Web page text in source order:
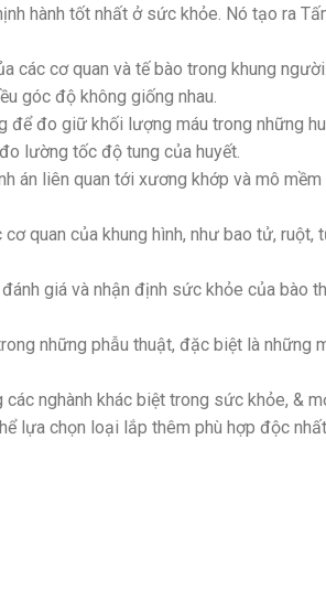
hành tốt nhất ở sức khỏe. Nó tạo ra
các cơ quan và tế bào trong khung
góc độ không giống nhau.
để đo giữ khối lượng máu trong những
lường tốc độ tung của huyết.
án liên quan tới xương khớp và mô mềm
quan của khung hình, như bao tử, ruột,
giá và nhận định sức khỏe của bào
những phẫu thuật, đặc biệt là những
nghành khác biệt trong sức khỏe, &
lựa chọn loại lắp thêm phù hợp độc